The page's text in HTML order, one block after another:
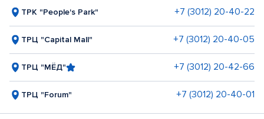
ТРК "People's Park" +7 (3012) 20-40-22
ТРЦ "Capital Mall" +7 (3012) 20-40-05
ТРЦ "МЁД" +7 (3012) 20-42-66
ТРЦ "Forum" +7 (3012) 20-40-01